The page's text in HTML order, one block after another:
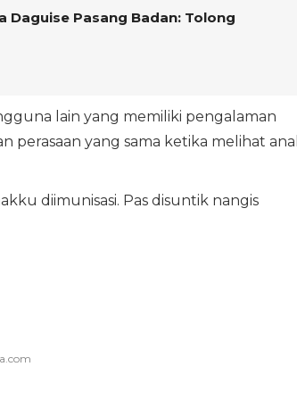
Daguise Pasang Badan: Tolong
lain yang memiliki pengalaman
perasaan yang sama ketika melihat
diimunisasi. Pas disuntik nangis